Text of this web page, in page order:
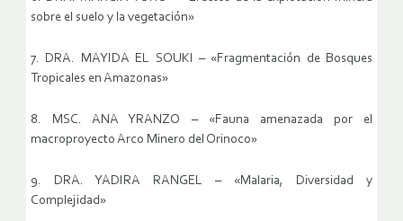
sobre el suelo y la vegetación»
7. DRA. MAYIDA EL SOUKI – «Fragmentación de Bosques
Tropicales en Amazonas»
8. MSC. ANA YRANZO – «Fauna amenazada por el
macroproyecto Arco Minero del Orinoco»
9. DRA. YADIRA RANGEL – «Malaria, Diversidad y
Complejidad»